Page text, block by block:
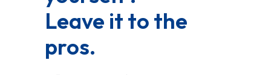
Leave it to the
pros.